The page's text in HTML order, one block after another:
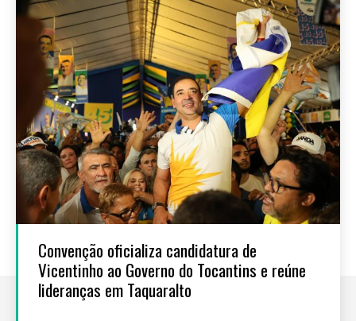
Convenção oficializa candidatura de
Vicentinho ao Governo do Tocantins e reúne
lideranças em Taquaralto